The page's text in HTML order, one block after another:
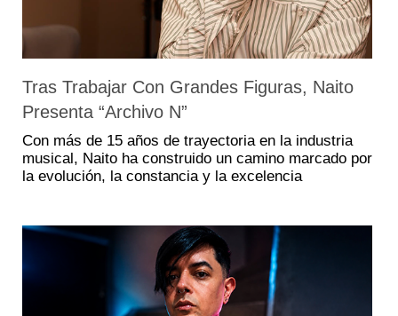
Tras Trabajar Con Grandes Figuras, Naito
Presenta “Archivo N”
Con más de 15 años de trayectoria en la industria
musical, Naito ha construido un camino marcado por
la evolución, la constancia y la excelencia